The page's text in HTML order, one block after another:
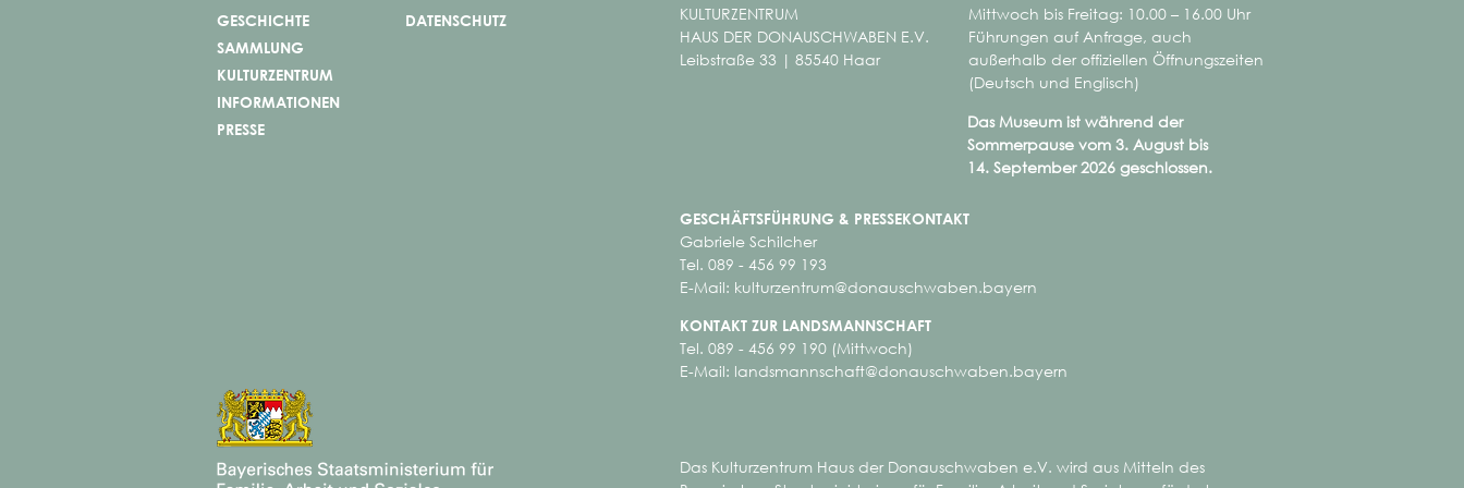
Bundestrachtenfest der
GESCHICHTE
SAMMLUNG
KULTURZENTRUM
INFORMATIONEN
PRESSE
DATENSCHUTZ
KULTURZENTRUM
HAUS DER DONAUSCHWABEN E.V.
Leibstraße 33 | 85540 Haar
Mittwoch bis Freitag: 10.00 – 16.00 Uhr
Führungen auf Anfrage, auch
außerhalb der offiziellen Öffnungszeiten
(Deutsch und Englisch)
Das Museum ist während der
Sommerpause vom 3. August bis
14. September 2026 geschlossen.
GESCHÄFTSFÜHRUNG & PRESSEKONTAKT
Gabriele Schilcher
Tel. 089 - 456 99 193
E-Mail: kulturzentrum@donauschwaben.bayern
KONTAKT ZUR LANDSMANNSCHAFT
Tel. 089 - 456 99 190 (Mittwoch)
E-Mail: landsmannschaft@donauschwaben.bayern
Das Kulturzentrum Haus der Donauschwaben e.V. wird aus Mitteln des